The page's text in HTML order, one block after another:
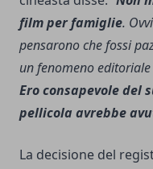
film per famiglie.
pensarono che fossi
un fenomeno
Ero consapevole del
pellicola avrebbe
La decisione del